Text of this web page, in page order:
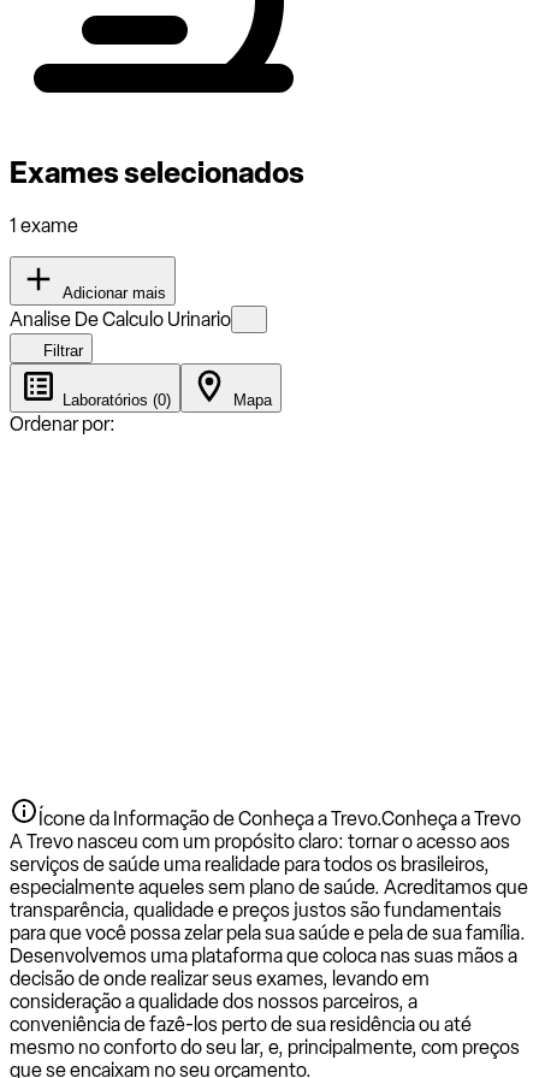
Exames selecionados
1 exame
Adicionar mais
Analise De Calculo Urinario
Filtrar
Laboratórios (0) Mapa
Ordenar por:
Ícone da Informação de Conheça a Trevo.Conheça a Trevo
A Trevo nasceu com um propósito claro: tornar o acesso aos
serviços de saúde uma realidade para todos os brasileiros,
especialmente aqueles sem plano de saúde. Acreditamos que
transparência, qualidade e preços justos são fundamentais
para que você possa zelar pela sua saúde e pela de sua família.
Desenvolvemos uma plataforma que coloca nas suas mãos a
decisão de onde realizar seus exames, levando em
consideração a qualidade dos nossos parceiros, a
conveniência de fazê-los perto de sua residência ou até
mesmo no conforto do seu lar, e, principalmente, com preços
que se encaixam no seu orçamento.